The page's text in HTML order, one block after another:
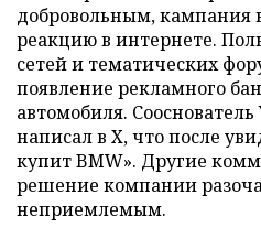
добровольным, кампания
реакцию в интернете.
сетей и тематических
появление рекламного
автомобиля.
написал в X, что после
купит BMW». Другие
решение компании
неприемлемым.